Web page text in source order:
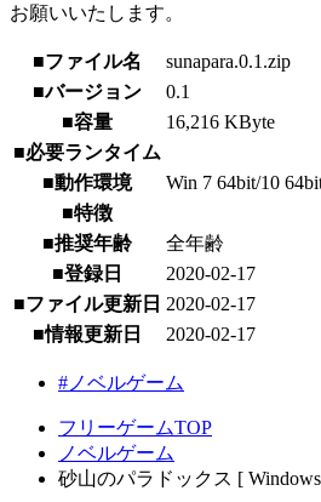
お願いいたします。
■ファイル名
sunapara.0.1.zip
■バージョン
0.1
■容量
16,216 KByte
■必要ランタイム
■動作環境
Win 7 64bit/10
■特徴
■推奨年齢
全年齢
■登録日
2020-02-17
■ファイル更新日 2020-02-17
■情報更新日
2020-02-17
#ノベルゲーム
フリーゲームTOP
ノベルゲーム
砂山のパラドックス [